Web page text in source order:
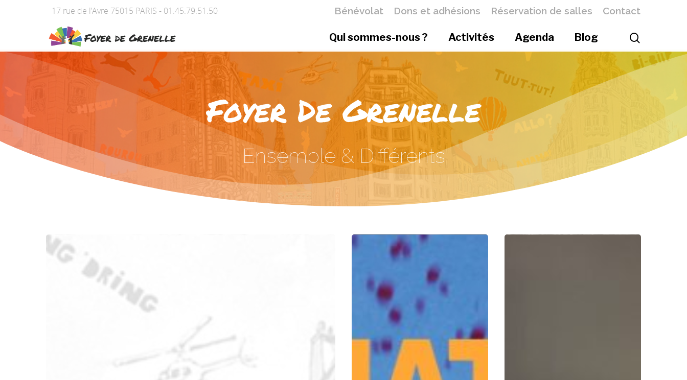
17 rue de l’Avre 75015 PARIS - 01.45.79.51.50 Bénévolat Dons et adhésions Réservation de salles Contact
Qui sommes-nous ? Activités Agenda Blog
Foyer De Grenelle
Ensemble & Différents